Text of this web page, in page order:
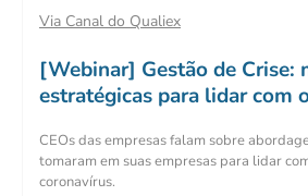
Via Canal do Qualiex
[Webinar] Gestão de Crise:
estratégicas para lidar com
CEOs das empresas falam sobre
tomaram em suas empresas para lidar
coronavírus.